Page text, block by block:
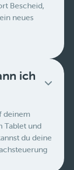
Bescheid,
neues
ich
deinem
Tablet und
du deine